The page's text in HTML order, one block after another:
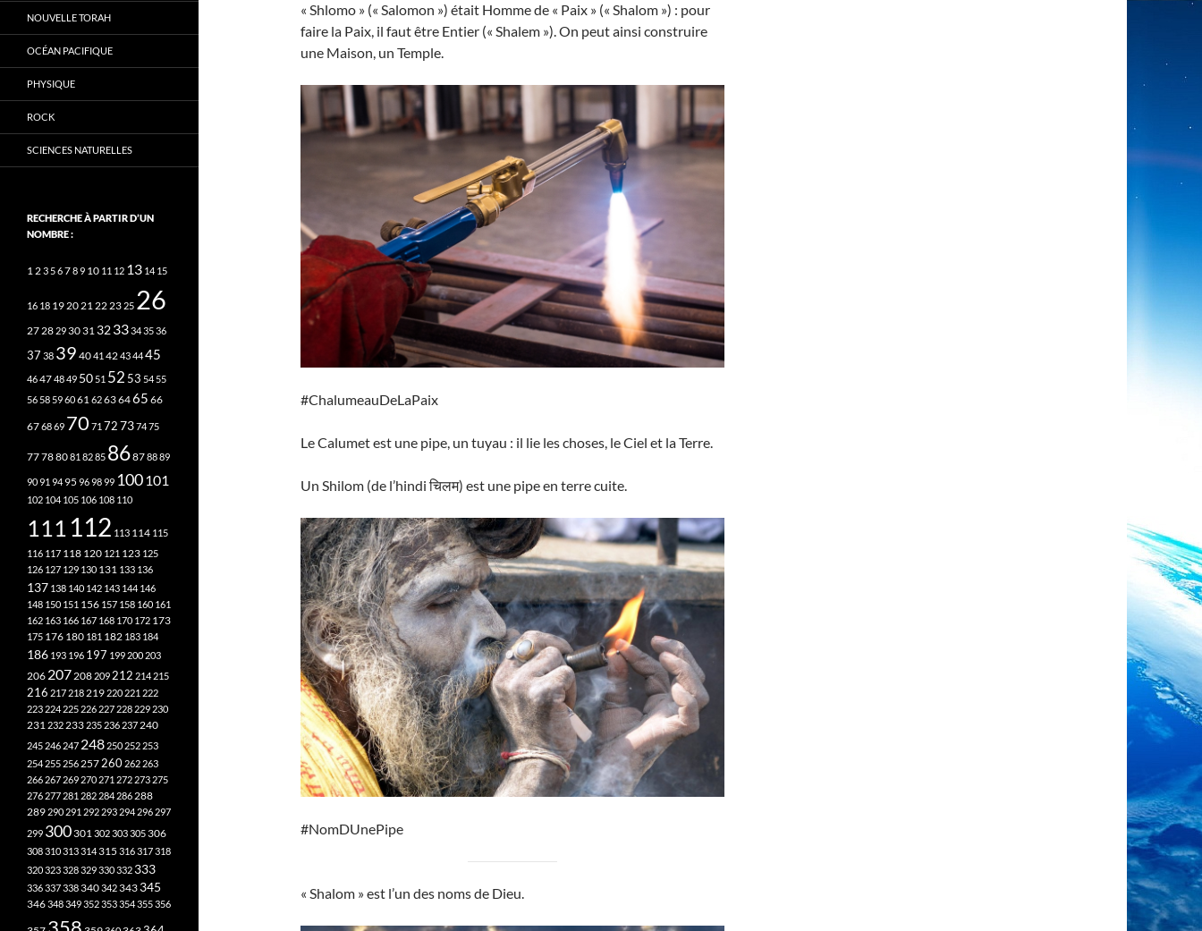
« Shlomo » (« Salomon ») était Homme de « Paix » (« Shalom ») : pour
faire la Paix, il faut être Entier (« Shalem »). On peut ainsi construire
une Maison, un Temple.
#ChalumeauDeLaPaix
Le Calumet est une pipe, un tuyau : il lie les choses, le Ciel et la Terre.
Un Shilom (de l’hindi चिलम) est une pipe en terre cuite.
#NomDUnePipe
« Shalom » est l’un des noms de Dieu.
NOUVELLE TORAH
OCÉAN PACIFIQUE
PHYSIQUE
ROCK
SCIENCES NATURELLES
RECHERCHE À PARTIR D’UN
NOMBRE :
1 23 56789 10 11 12 13 14 15
16 18 1920212223 25 26
27 28 293031 3233343536
37 38 39 4041 42434445
46474849 50 51 52 53 54 55
56 58 596061 62636465 66
676869 70 71 72737475
77788081 8285 86878889
9091 94 95 969899 100101
102 104 105 106 108 110
111 112 113 114 115
116 117 118 120 121 123 125
126 127 129 130 131 133 136
137 138 140 142 143 144 146
148 150 151 156 157 158 160 161
162 163 166 167 168 170 172 173
175 176 180 181 182 183 184
186 193 196 197 199 200 203
206 207 208 209 212 214 215
216 217 218219 220 221 222
223 224 225 226 227 228 229 230
231 232 233 235 236 237240
245 246 247248 250 252 253
254 255 256257 260 262 263
266 267 269 270 271 272 273 275
276 277 281 282 284 286 288
289 290 291 292 293 294 296 297
299 300301302303305306
308310313314315 316317318
320323328329330332 333
336337338340342343 345
346348349352353354355356